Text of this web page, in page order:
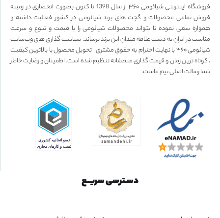
فروشگاه اینترنتی شیائومی ۳۶۰ از سال 1398 تا کنون بصورت انحصاری در زمینه
فروش تمامی محصولات و گجت های برند شیائومی در کشور فعالیت داشته و
همواره سعی نموده تا بتواند محصولات شیائومی را با قیمت و تنوع و سرعت
مناسب در ایران به دست علاقه مندان این برند برساند. سیاست گذاری های وب‌سایت
شیائومی ۳۶۰ با نهایت احترام به حقوق مشتری ، تحویل محصول با بالاترین کیفیت
، کوتاه ترین زمان و قیمت گذاری منصفانه تنظیم شده است. اطمینان و رضایت خاطر
شما رسالت اصلی تیم ماست.
دسـترسی سریــع